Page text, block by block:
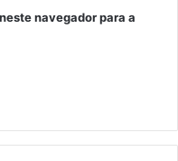
navegador para a